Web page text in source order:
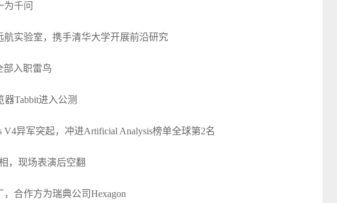
千问
实验室，携手清华大学开展前沿研究
部入职雷鸟
Tabbit进入公测
异军突起，冲进Artificial Analysis榜单全球第2名
，现场表演后空翻
合作方为瑞典公司Hexagon